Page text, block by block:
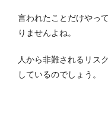
言われたことだけやっ
りませんよね。
人から非難されるリス
しているのでしょう。